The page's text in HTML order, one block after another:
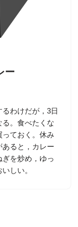
ー
わけだが，3日
。食べたくな
ておく。休み
ると，カレー
を炒め，ゆっ
しい。